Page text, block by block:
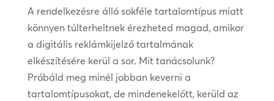
A rendelkezésre álló sokféle tartalomtípus miatt
könnyen túlterheltnek érezheted magad, amikor
a digitális reklámkijelző tartalmának
elkészítésére kerül a sor. Mit tanácsolunk?
Próbáld meg minél jobban keverni a
tartalomtípusokat, de mindenekelőtt, kerüld az